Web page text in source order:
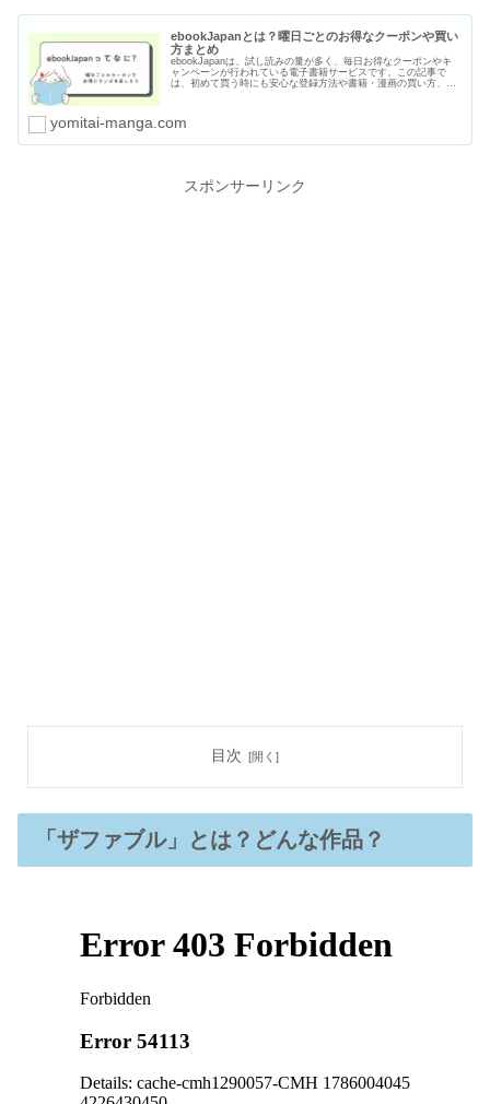
ebookJapanとは？曜日ごとのお得なクーポンや買い
方まとめ
ebookJapanは、試し読みの量が多く、毎日お得なクーポンやキ
ャンペーンが行われている電子書籍サービスです。この記事で
は、初めて買う時にも安心な登録方法や書籍・漫画の買い方、曜
yomitai-manga.com
スポンサーリンク
目次
「ザファブル」とは？どんな作品？